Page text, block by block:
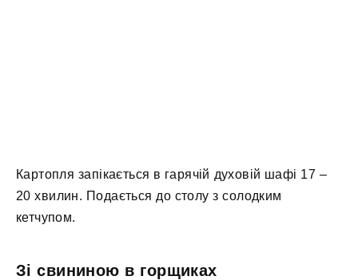
Картопля запікається в гарячій духовій шафі 17 –
20 хвилин. Подається до столу з солодким
кетчупом.
Зі свининою в горщиках